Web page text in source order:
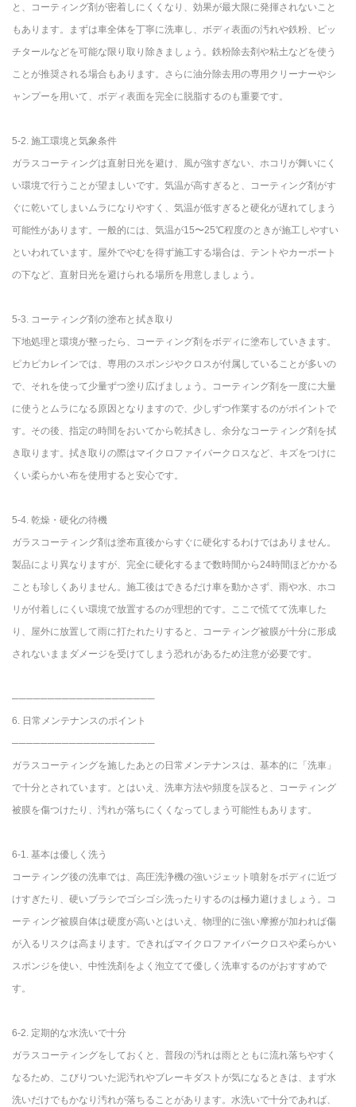
と、コーティング剤が密着しにくくなり、効果が最大限に発揮されないこと
もあります。まずは車全体を丁寧に洗車し、ボディ表面の汚れや鉄粉、ピッ
チタールなどを可能な限り取り除きましょう。鉄粉除去剤や粘土などを使う
ことが推奨される場合もあります。さらに油分除去用の専用クリーナーやシ
ャンプーを用いて、ボディ表面を完全に脱脂するのも重要です。
5-2. 施工環境と気象条件
ガラスコーティングは直射日光を避け、風が強すぎない、ホコリが舞いにく
い環境で行うことが望ましいです。気温が高すぎると、コーティング剤がす
ぐに乾いてしまいムラになりやすく、気温が低すぎると硬化が遅れてしまう
可能性があります。一般的には、気温が15〜25℃程度のときが施工しやすい
といわれています。屋外でやむを得ず施工する場合は、テントやカーポート
の下など、直射日光を避けられる場所を用意しましょう。
5-3. コーティング剤の塗布と拭き取り
下地処理と環境が整ったら、コーティング剤をボディに塗布していきます。
ピカピカレインでは、専用のスポンジやクロスが付属していることが多いの
で、それを使って少量ずつ塗り広げましょう。コーティング剤を一度に大量
に使うとムラになる原因となりますので、少しずつ作業するのがポイントで
す。その後、指定の時間をおいてから乾拭きし、余分なコーティング剤を拭
き取ります。拭き取りの際はマイクロファイバークロスなど、キズをつけに
くい柔らかい布を使用すると安心です。
5-4. 乾燥・硬化の待機
ガラスコーティング剤は塗布直後からすぐに硬化するわけではありません。
製品により異なりますが、完全に硬化するまで数時間から24時間ほどかかる
ことも珍しくありません。施工後はできるだけ車を動かさず、雨や水、ホコ
リが付着しにくい環境で放置するのが理想的です。ここで慌てて洗車した
り、屋外に放置して雨に打たれたりすると、コーティング被膜が十分に形成
されないままダメージを受けてしまう恐れがあるため注意が必要です。
────────────────────
6. 日常メンテナンスのポイント
────────────────────
ガラスコーティングを施したあとの日常メンテナンスは、基本的に「洗車」
で十分とされています。とはいえ、洗車方法や頻度を誤ると、コーティング
被膜を傷つけたり、汚れが落ちにくくなってしまう可能性もあります。
6-1. 基本は優しく洗う
コーティング後の洗車では、高圧洗浄機の強いジェット噴射をボディに近づ
けすぎたり、硬いブラシでゴシゴシ洗ったりするのは極力避けましょう。コ
ーティング被膜自体は硬度が高いとはいえ、物理的に強い摩擦が加われば傷
が入るリスクは高まります。できればマイクロファイバークロスや柔らかい
スポンジを使い、中性洗剤をよく泡立てて優しく洗車するのがおすすめで
す。
6-2. 定期的な水洗いで十分
ガラスコーティングをしておくと、普段の汚れは雨とともに流れ落ちやすく
なるため、こびりついた泥汚れやブレーキダストが気になるときは、まず水
洗いだけでもかなり汚れが落ちることがあります。水洗いで十分であれば、